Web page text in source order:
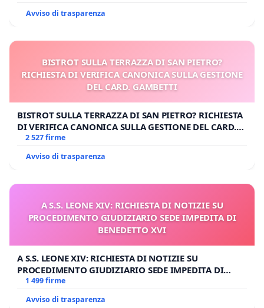
Avviso di trasparenza
BISTROT SULLA TERRAZZA DI SAN PIETRO?
RICHIESTA DI VERIFICA CANONICA SULLA GESTIONE
DEL CARD. GAMBETTI
BISTROT SULLA TERRAZZA DI SAN PIETRO? RICHIESTA
DI VERIFICA CANONICA SULLA GESTIONE DEL CARD.
GAMBETTI
2 527 firme
Avviso di trasparenza
A S.S. LEONE XIV: RICHIESTA DI NOTIZIE SU
PROCEDIMENTO GIUDIZIARIO SEDE IMPEDITA DI
BENEDETTO XVI
A S.S. LEONE XIV: RICHIESTA DI NOTIZIE SU
PROCEDIMENTO GIUDIZIARIO SEDE IMPEDITA DI
BENEDETTO XVI
1 499 firme
Avviso di trasparenza